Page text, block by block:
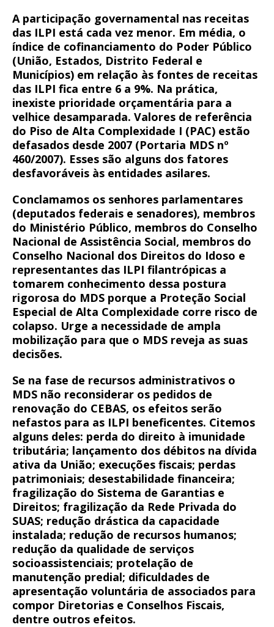
A participação governamental nas receitas
das ILPI está cada vez menor. Em média, o
índice de cofinanciamento do Poder Público
(União, Estados, Distrito Federal e
Municípios) em relação às fontes de receitas
das ILPI fica entre 6 a 9%. Na prática,
inexiste prioridade orçamentária para a
velhice desamparada. Valores de referência
do Piso de Alta Complexidade I (PAC) estão
defasados desde 2007 (Portaria MDS nº
460/2007). Esses são alguns dos fatores
desfavoráveis às entidades asilares.
Conclamamos os senhores parlamentares
(deputados federais e senadores), membros
do Ministério Público, membros do Conselho
Nacional de Assistência Social, membros do
Conselho Nacional dos Direitos do Idoso e
representantes das ILPI filantrópicas a
tomarem conhecimento dessa postura
rigorosa do MDS porque a Proteção Social
Especial de Alta Complexidade corre risco de
colapso. Urge a necessidade de ampla
mobilização para que o MDS reveja as suas
decisões.
Se na fase de recursos administrativos o
MDS não reconsiderar os pedidos de
renovação do CEBAS, os efeitos serão
nefastos para as ILPI beneficentes. Citemos
alguns deles: perda do direito à imunidade
tributária; lançamento dos débitos na dívida
ativa da União; execuções fiscais; perdas
patrimoniais; desestabilidade financeira;
fragilização do Sistema de Garantias e
Direitos; fragilização da Rede Privada do
SUAS; redução drástica da capacidade
instalada; redução de recursos humanos;
redução da qualidade de serviços
socioassistenciais; protelação de
manutenção predial; dificuldades de
apresentação voluntária de associados para
compor Diretorias e Conselhos Fiscais,
dentre outros efeitos.